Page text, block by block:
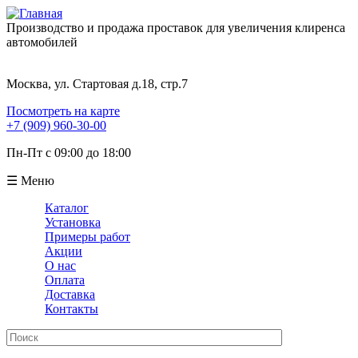
Производство и продажа проставок для увеличения клиренса
автомобилей
Москва, ул. Стартовая д.18, стр.7
Посмотреть на карте
+7 (909) 960-30-00
Пн-Пт с 09:00 до 18:00
☰ Меню
Каталог
Установка
Примеры работ
Акции
О нас
Оплата
Доставка
Контакты
Поиск